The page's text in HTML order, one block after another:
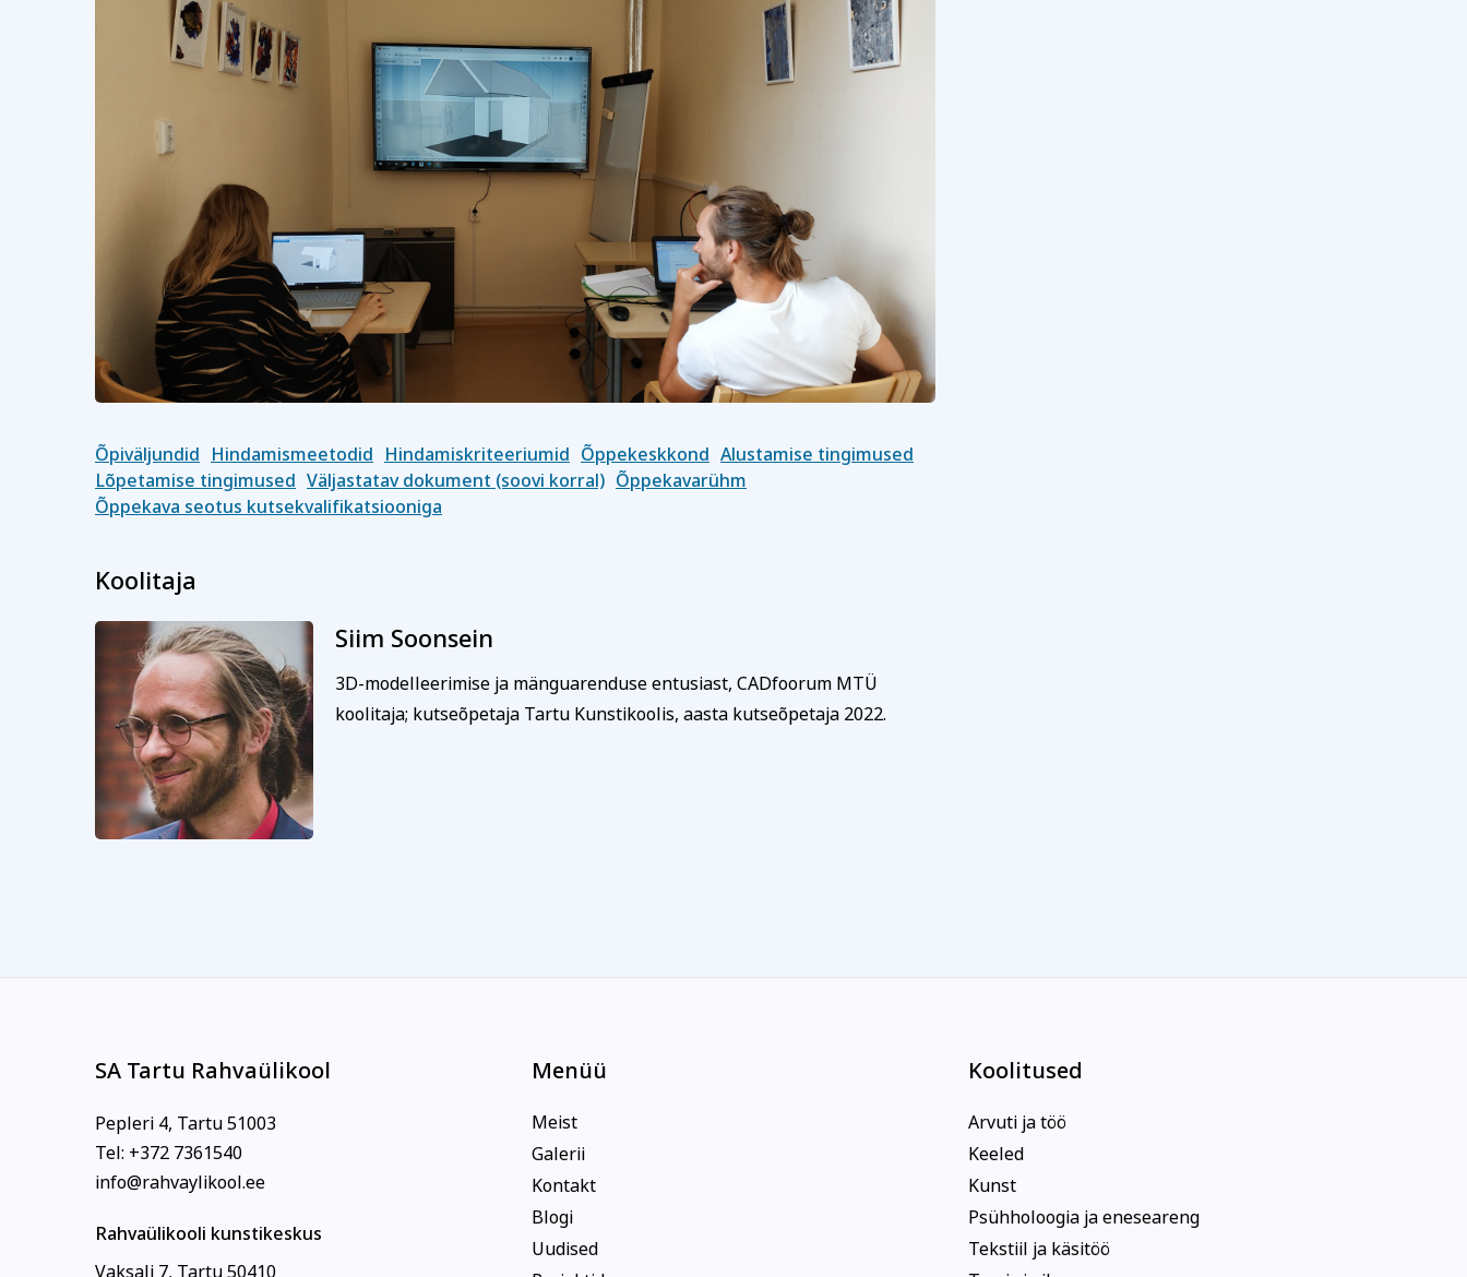
Õpiväljundid Hindamismeetodid Hindamiskriteeriumid Õppekeskkond Alustamise tingimused
Lõpetamise tingimused Väljastatav dokument (soovi korral) Õppekavarühm
Õppekava seotus kutsekvalifikatsiooniga
Koolitaja
Siim Soonsein
3D-modelleerimise ja mänguarenduse entusiast, CADfoorum MTÜ
koolitaja; kutseõpetaja Tartu Kunstikoolis, aasta kutseõpetaja 2022.
SA Tartu Rahvaülikool
Pepleri 4, Tartu 51003
Tel: +372 7361540
info@rahvaylikool.ee
Rahvaülikooli kunstikeskus
Vaksali 7, Tartu 50410
Menüü
Meist
Galerii
Kontakt
Blogi
Uudised
Koolitused
Arvuti ja töö
Keeled
Kunst
Psühholoogia ja eneseareng
Tekstiil ja käsitöö